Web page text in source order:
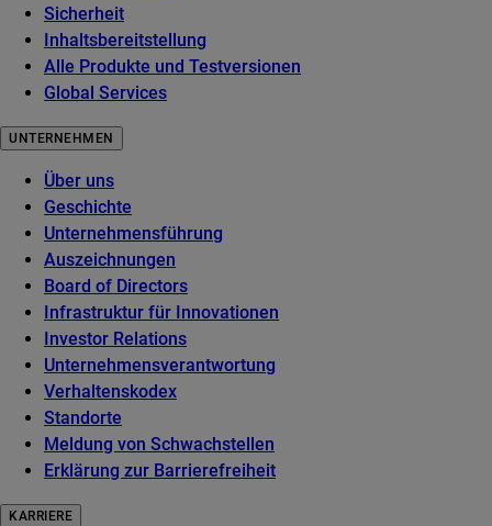
Sicherheit
Inhaltsbereitstellung
Alle Produkte und Testversionen
Global Services
UNTERNEHMEN
Über uns
Geschichte
Unternehmensführung
Auszeichnungen
Board of Directors
Infrastruktur für Innovationen
Investor Relations
Unternehmensverantwortung
Verhaltenskodex
Standorte
Meldung von Schwachstellen
Erklärung zur Barrierefreiheit
KARRIERE